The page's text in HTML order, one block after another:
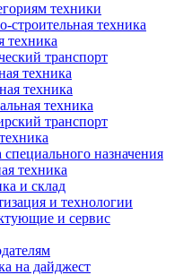
техники
строительная техника
техника
транспорт
техника
техника
техника
транспорт
специального назначения
техника
и склад
и технологии
и сервис
на дайджест